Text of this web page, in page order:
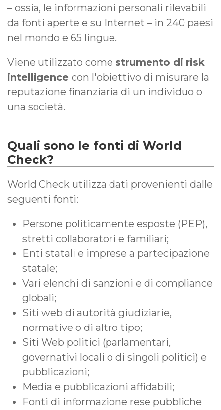
– ossia, le informazioni personali rilevabili
da fonti aperte e su Internet – in 240 paesi
nel mondo e 65 lingue.
Viene utilizzato come strumento di risk
intelligence con l'obiettivo di misurare la
reputazione finanziaria di un individuo o
una società.
Quali sono le fonti di World
Check?
World Check utilizza dati provenienti dalle
seguenti fonti:
Persone politicamente esposte (PEP),
stretti collaboratori e familiari;
Enti statali e imprese a partecipazione
statale;
Vari elenchi di sanzioni e di compliance
globali;
Siti web di autorità giudiziarie,
normative o di altro tipo;
Siti Web politici (parlamentari,
governativi locali o di singoli politici) e
pubblicazioni;
Media e pubblicazioni affidabili;
Fonti di informazione rese pubbliche